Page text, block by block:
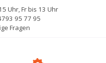
Uhr, Fr bis 13 Uhr
95 77 95
Fragen